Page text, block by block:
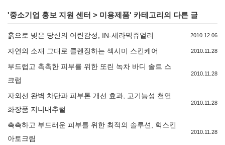
'중소기업 홍보 지원 센터 > 미용제품' 카테고리의 다른 글
흙으로 빚은 당신의 어린감성, IN-세라믹쥬얼리 2010.12.06
자연의 소재 그대로 클렌징하는 섹시미 스킨케어 2010.11.28
부드럽고 촉촉한 피부를 위한 또린 녹차 바디 솔트 스
크럽
2010.11.28
자외선 완벽 차단과 피부톤 개선 효과, 고기능성 천연
화장품 지니내추럴
2010.11.28
촉촉하고 부드러운 피부를 위한 최적의 솔루션, 힉스킨
아토크림
2010.11.28